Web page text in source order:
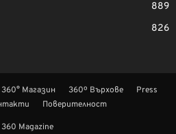
889
826
360° Магазин 360º Върхове
Press
Поверителност
Magazine